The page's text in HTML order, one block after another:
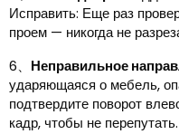
Исправить: Еще раз
проем — никогда не
6、 Неправильное
ударяющаяся о мебель,
подтвердите поворот
кадр, чтобы не перепутать.